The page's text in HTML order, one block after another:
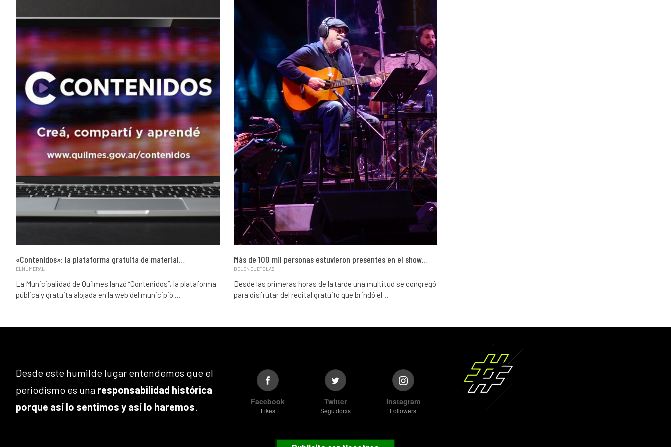
«Contenidos»: la plataforma gratuita de material…
ELNUMERAL
La Municipalidad de Quilmes lanzó “Contenidos”, la plataforma
pública y gratuita alojada en la web del municipio.…
Más de 100 mil personas estuvieron presentes en el show…
BELÉN QUETGLAS
Desde las primeras horas de la tarde una multitud se congregó
para disfrutar del recital gratuito que brindó el…
Desde este humilde lugar entendemos que el
periodismo es una responsabilidad histórica
porque así lo sentimos y así lo haremos
Facebook
Likes
Twitter
Seguidorxs
Instagram
Followers